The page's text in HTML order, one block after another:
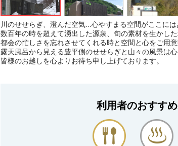
川のせせらぎ、澄んだ空気...心やすまる空間がここには
数百年の時を超えて湧出した源泉、旬の素材を生かした
都会の忙しさを忘れさせてくれる時と空間と心をご用意
露天風呂から見える豊平側のせせらぎと山々の風景は
皆様のお越しを心よりお待ち申し上げております。
利用者のおすす